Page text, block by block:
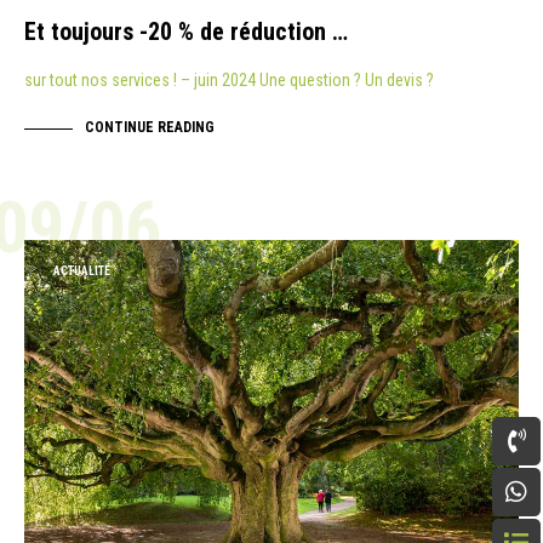
Et toujours -20 % de réduction …
sur tout nos services ! – juin 2024 Une question ? Un devis ?
CONTINUE READING
06
ACTUALITÉ